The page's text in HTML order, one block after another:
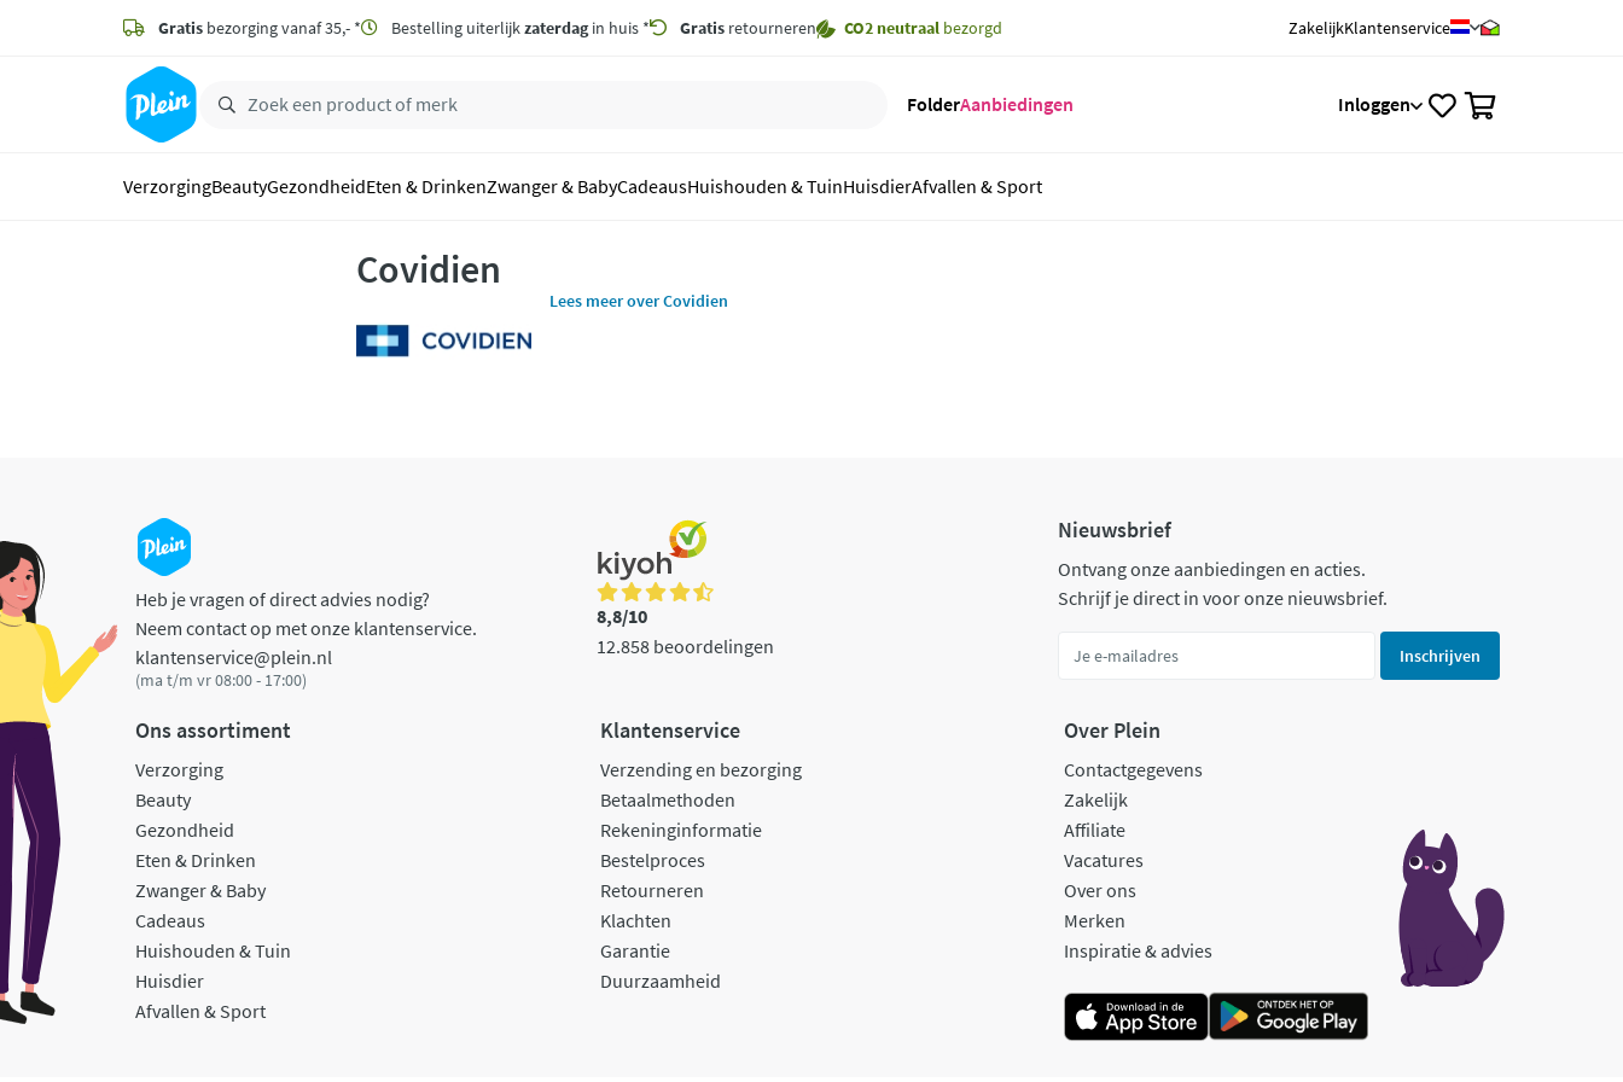
zoeken
hoofdinhoud
Gratis bezorging vanaf 35,- * Bestelling uiterlijkzaterdagin huis * Gratis retourneren CO2 neutraal bezorgd ZakelijkKlantenservice
FolderAanbiedingen Inloggen
VerzorgingBeautyGezondheidEten & DrinkenZwanger & BabyCadeausHuishouden & TuinHuisdierAfvallen & Sport
Covidien
Lees meer over Covidien
Heb je vragen of direct advies nodig?
Neem contact op met onze klantenservice.
klantenservice@plein.nl
(ma t/m vr 08:00 - 17:00)
8,8/10
12.858 beoordelingen
Nieuwsbrief
Ontvang onze aanbiedingen en acties.
Schrijf je direct in voor onze nieuwsbrief.
Inschrijven
Ons assortiment
Verzorging
Beauty
Gezondheid
Eten & Drinken
Zwanger & Baby
Cadeaus
Huishouden & Tuin
Huisdier
Afvallen & Sport
Klantenservice
Verzending en bezorging
Betaalmethoden
Rekeninginformatie
Bestelproces
Retourneren
Klachten
Garantie
Duurzaamheid
Over Plein
Contactgegevens
Zakelijk
Affiliate
Vacatures
Over ons
Merken
Inspiratie & advies